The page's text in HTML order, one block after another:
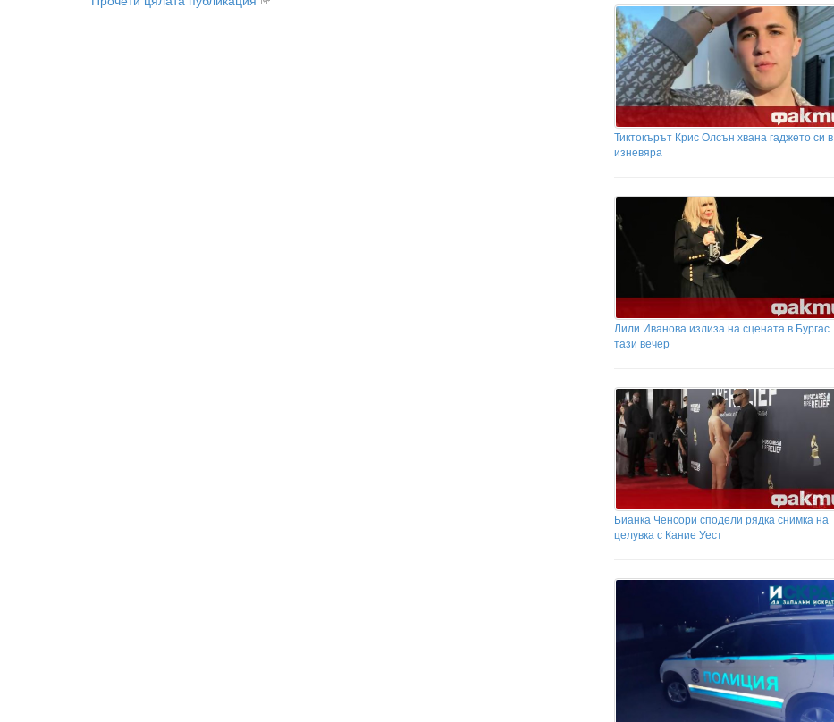
Тиктокърът Крис Олсън хвана гаджето си в
изневяра
Лили Иванова излиза на сцената в Бургас
тази вечер
Бианка Ченсори сподели рядка снимка на
целувка с Кание Уест